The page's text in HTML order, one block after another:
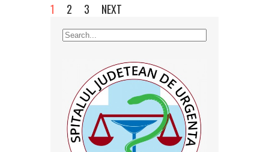
1 2 3 NEXT